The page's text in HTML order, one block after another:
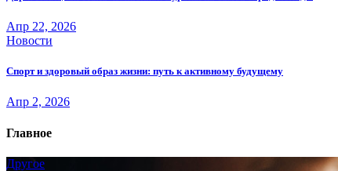
Апр 22, 2026
Новости
Спорт и здоровый образ жизни: путь к активному будущему
Апр 2, 2026
Главное
Другое